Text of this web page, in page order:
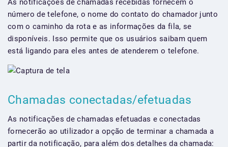
As notificações de chamadas recebidas fornecem o
número de telefone, o nome do contato do chamador junto
com o caminho da rota e as informações da fila, se
disponíveis. Isso permite que os usuários saibam quem
está ligando para eles antes de atenderem o telefone.
Chamadas conectadas/efetuadas
As notificações de chamadas efetuadas e conectadas
fornecerão ao utilizador a opção de terminar a chamada a
partir da notificação, para além dos detalhes da chamada: